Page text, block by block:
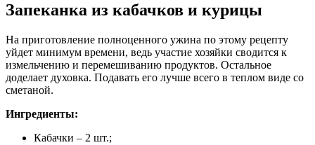
Запеканка из кабачков и курицы
На приготовление полноценного ужина по этому рецепту
уйдет минимум времени, ведь участие хозяйки сводится к
измельчению и перемешиванию продуктов. Остальное
доделает духовка. Подавать его лучше всего в теплом виде со
сметаной.
Ингредиенты:
Кабачки – 2 шт.;